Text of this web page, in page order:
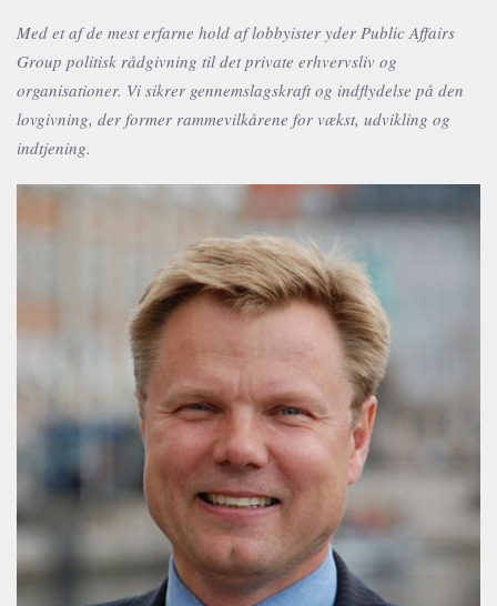
Med et af de mest erfarne hold af lobbyister yder Public Affairs
Group politisk rådgivning til det private erhvervsliv og
organisationer. Vi sikrer gennemslagskraft og indflydelse på den
lovgivning, der former rammevilkårene for vækst, udvikling og
indtjening.
Bjørn B. Christiansen
Partner, M.Sc.(econ.), MBA
+45 2537 0364
bbc@publicaffairsgroup.dk